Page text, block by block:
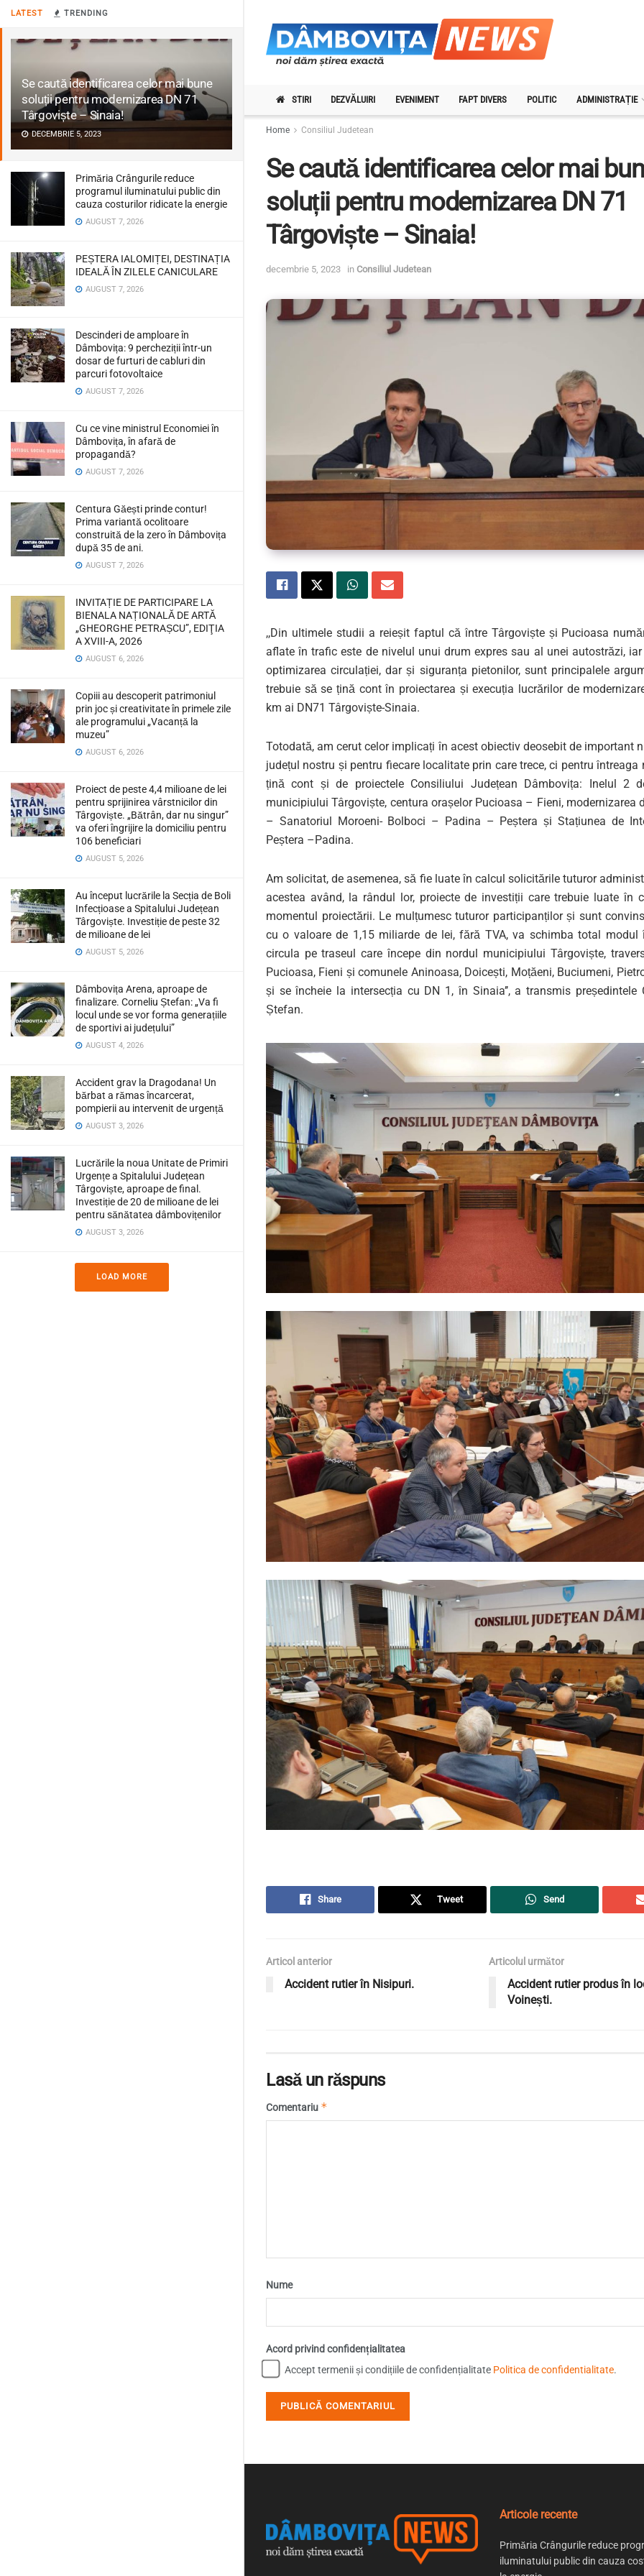
LATEST TRENDING
Se caută identificarea celor mai bune
soluții pentru modernizarea DN 71
Târgoviște – Sinaia!
DECEMBRIE 5, 2023
Primăria Crângurile reduce
programul iluminatului public din
cauza costurilor ridicate la energie
AUGUST 7, 2026
PEȘTERA IALOMIȚEI, DESTINAȚIA
IDEALĂ ÎN ZILELE CANICULARE
AUGUST 7, 2026
Descinderi de amploare în
Dâmbovița: 9 percheziții într-un
dosar de furturi de cabluri din
parcuri fotovoltaice
AUGUST 7, 2026
Cu ce vine ministrul Economiei în
Dâmbovița, în afară de
propagandă?
AUGUST 7, 2026
Centura Găești prinde contur!
Prima variantă ocolitoare
construită de la zero în Dâmbovița
după 35 de ani.
AUGUST 7, 2026
INVITAȚIE DE PARTICIPARE LA
BIENALA NAȚIONALĂ DE ARTĂ
„GHEORGHE PETRAȘCU”, EDIŢIA
A XVIII-A, 2026
AUGUST 6, 2026
Copiii au descoperit patrimoniul
prin joc și creativitate în primele zile
ale programului „Vacanță la
muzeu”
AUGUST 6, 2026
Proiect de peste 4,4 milioane de lei
pentru sprijinirea vârstnicilor din
Târgoviște. „Bătrân, dar nu singur”
va oferi îngrijire la domiciliu pentru
106 beneficiari
AUGUST 5, 2026
Au început lucrările la Secția de Boli
Infecțioase a Spitalului Județean
Târgoviște. Investiție de peste 32
de milioane de lei
AUGUST 5, 2026
Dâmbovița Arena, aproape de
finalizare. Corneliu Ștefan: „Va fi
locul unde se vor forma generațiile
de sportivi ai județului”
AUGUST 4, 2026
Accident grav la Dragodana! Un
bărbat a rămas încarcerat,
pompierii au intervenit de urgență
AUGUST 3, 2026
Lucrările la noua Unitate de Primiri
Urgențe a Spitalului Județean
Târgoviște, aproape de final.
Investiție de 20 de milioane de lei
pentru sănătatea dâmbovițenilor
AUGUST 3, 2026
LOAD MORE
STIRI DEZVĂLUIRI EVENIMENT FAPT DIVERS POLITIC ADMINISTRAȚIE
Home Consiliul Judetean
Se caută identificarea celor mai
soluții pentru modernizarea DN 71
Târgoviște – Sinaia!
decembrie 5, 2023 in Consiliul Judetean
,,Din ultimele studii a reieșit faptul că între Târgoviște și Pucioasa
aflate în trafic este de nivelul unui drum expres sau al unei autostrăzi,
optimizarea circulației, dar și siguranța pietonilor, sunt principalele
trebuie să se țină cont în proiectarea și execuția lucrărilor de
km ai DN71 Târgoviște-Sinaia.
Totodată, am cerut celor implicați în acest obiectiv deosebit de important
județul nostru și pentru fiecare localitate prin care trece, ci pentru întreaga
țină cont și de proiectele Consiliului Județean Dâmbovița: Inelul 2
municipiului Târgoviște, centura orașelor Pucioasa – Fieni, modernizarea
– Sanatoriul Moroeni- Bolboci – Padina – Peștera și Stațiunea de
Peștera –Padina.
Am solicitat, de asemenea, să fie luate în calcul solicitările tuturor
acestea având, la rândul lor, proiecte de investiții care trebuie luate în
momentul proiectării. Le mulțumesc tuturor participanților și sunt
cu o valoare de 1,15 miliarde de lei, fără TVA, va schimba total modul
circula pe traseul care începe din nordul municipiului Târgoviște,
Pucioasa, Fieni și comunele Aninoasa, Doicești, Moțăeni, Buciumeni,
și se încheie la intersecția cu DN 1, în Sinaia’’, a transmis președintele
Ștefan.
Share Tweet Send
Articol anterior
Accident rutier în Nisipuri.
Articolul următor
Accident rutier produs în
Voinești.
Lasă un răspuns
Comentariu *
Nume
Acord privind confidențialitatea
Accept termenii și condițiile de confidențialitate Politica de confidentialitate.
Articole recente
Primăria Crângurile reduce
iluminatului public din cauza